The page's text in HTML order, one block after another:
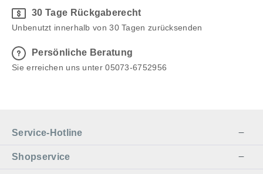
30 Tage Rückgaberecht
Unbenutzt innerhalb von 30 Tagen zurücksenden
Persönliche Beratung
Sie erreichen uns unter 05073-6752956
Service-Hotline
Shopservice